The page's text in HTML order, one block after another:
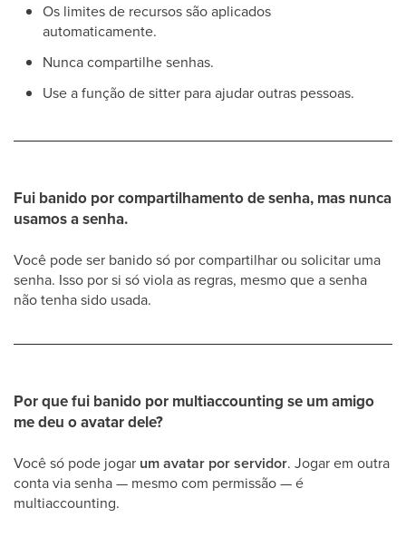
Os limites de recursos são aplicados
automaticamente.
Nunca compartilhe senhas.
Use a função de sitter para ajudar outras pessoas.
Fui banido por compartilhamento de senha, mas nunca
usamos a senha.
Você pode ser banido só por compartilhar ou solicitar uma
senha. Isso por si só viola as regras, mesmo que a senha
não tenha sido usada.
Por que fui banido por multiaccounting se um amigo
me deu o avatar dele?
Você só pode jogar um avatar por servidor. Jogar em outra
conta via senha — mesmo com permissão — é
multiaccounting.